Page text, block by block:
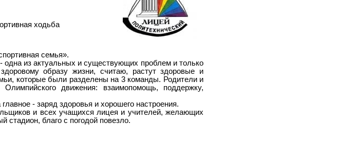
ходьба
семья».
одна из актуальных и существующих проблем и только
образу жизни, считаю, растут здоровые и
которые были разделены на 3 команды. Родители и
движения: взаимопомощь, поддержку,
- заряд здоровья и хорошего настроения.
и всех учащихся лицея и учителей, желающих
стадион, благо с погодой повезло.